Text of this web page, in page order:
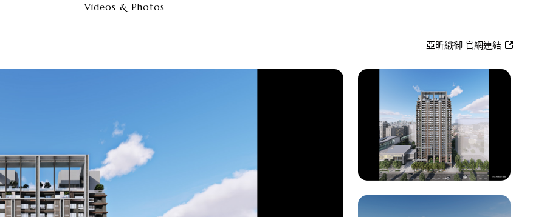
Videos & Photos
亞昕織御 官網連結